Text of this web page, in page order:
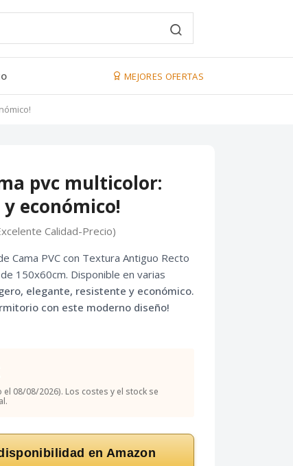
MEJORES OFERTAS
pvc multicolor:
económico!
Calidad-Precio)
Cama PVC con Textura Antiguo Recto
150x60cm. Disponible en varias
, elegante, resistente y económico.
con este moderno diseño!
08/08/2026). Los costes y el stock se
en Amazon